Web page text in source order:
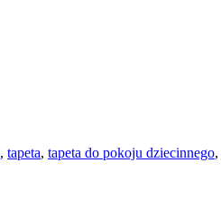
, tapeta, tapeta do pokoju dziecinnego,